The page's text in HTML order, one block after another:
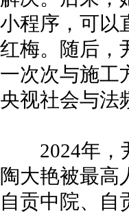
小程序，可以
红梅。随后，
一次次与施工
央视社会与法
2024年，尹
陶大艳被最高
自贡中院、自